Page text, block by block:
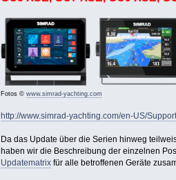
Fotos ©www.simrad-yachting.com
http://www.simrad-yachting.com/en-US/
Da das Update über die Serien hinweg
haben wir die Beschreibung der einzelnen
Updatematrix für alle betroffenen Geräte